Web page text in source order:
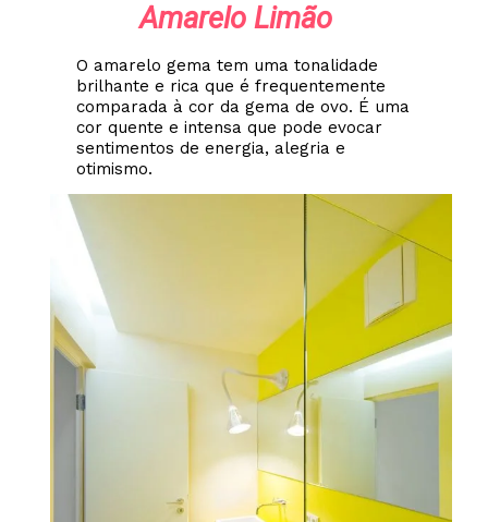
O amarelo gema tem uma tonalidade
brilhante e rica que é frequentemente
comparada à cor da gema de ovo. É uma
cor quente e intensa que pode evocar
sentimentos de energia, alegria e
otimismo.
Amarelo Limão